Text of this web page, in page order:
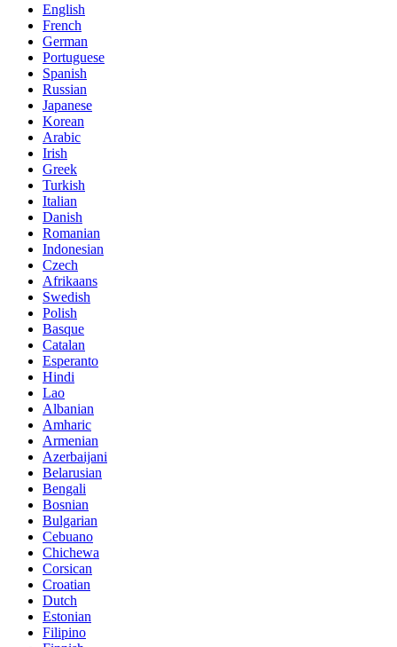
English
French
German
Portuguese
Spanish
Russian
Japanese
Korean
Arabic
Irish
Greek
Turkish
Italian
Danish
Romanian
Indonesian
Czech
Afrikaans
Swedish
Polish
Basque
Catalan
Esperanto
Hindi
Lao
Albanian
Amharic
Armenian
Azerbaijani
Belarusian
Bengali
Bosnian
Bulgarian
Cebuano
Chichewa
Corsican
Croatian
Dutch
Estonian
Filipino